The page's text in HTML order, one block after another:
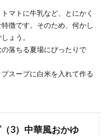
マトに牛乳など、とにかく
徴です。そのため、何かし
ょう。
落ちる夏場にぴったりで
スープに白米を入れて作る
3）中華風おかゆ